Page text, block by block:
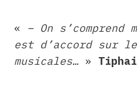
« – On s’comprend
est d’accord sur
musicales… »